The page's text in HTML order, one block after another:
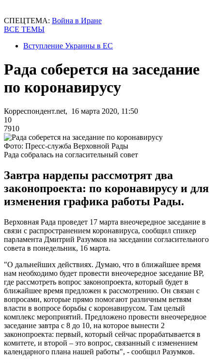
СПЕЦТЕМА: Война в Иране
ВСЕ ТЕМЫ
Вступление Украины в ЕС
Рада соберется на заседание
по коронавирусу
Корреспондент.net, 16 марта 2020, 11:50
10
7910
Фото: Пресс-служба Верховной Рады
Рада собралась на согласительный совет
Завтра нардепы рассмотрят два
законопроекта: по коронавирусу и для
изменения графика работы Рады.
Верховная Рада проведет 17 марта внеочередное заседание в
связи с распространением коронавируса, сообщил спикер
парламента Дмитрий Разумков на заседании согласительного
совета в понедельник, 16 марта.
"О дальнейших действиях. Думаю, что в ближайшее время
нам необходимо будет провести внеочередное заседание ВР,
где рассмотреть вопрос законопроекта, который будет в
ближайшее время предложен к рассмотрению. Он связан с
вопросами, которые прямо помогают различным ветвям
власти в вопросе борьбы с коронавирусом. Там целый
комплекс мероприятий. Предложено провести внеочередное
заседание завтра с 8 до 10, на которое вынести 2
законопроекта: первый, который сейчас прорабатывается в
комитете, и второй – это вопрос, связанный с изменением
календарного плана нашей работы", - сообщил Разумков.